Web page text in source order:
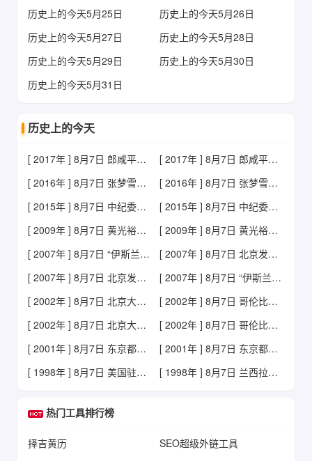
历史上的今天5月25日
历史上的今天5月26日
历史上的今天5月27日
历史上的今天5月28日
历史上的今天5月29日
历史上的今天5月30日
历史上的今天5月31日
历史上的今天
[ 2017年 ] 8月7日 郎咸平遭围堵
[ 2017年 ] 8月7日 郎咸平遭围堵
[ 2016年 ] 8月7日 张梦雪获里约奥运会首枚金牌
[ 2016年 ] 8月7日 张梦雪获里约奥运会首枚金牌
[ 2015年 ] 8月7日 中纪委原书记尉健行病逝
[ 2015年 ] 8月7日 中纪委原书记尉健行病逝
[ 2009年 ] 8月7日 黄光裕资产被冻结
[ 2009年 ] 8月7日 黄光裕资产被冻结
[ 2007年 ] 8月7日 “伊斯兰法塔赫”二号人物被黎治安部队打死
[ 2007年 ] 8月7日 北京发现美国白蛾
[ 2007年 ] 8月7日 北京发现美国白蛾
[ 2007年 ] 8月7日 “伊斯兰法塔赫”二号人物被黎治安部队打死
[ 2002年 ] 8月7日 北京大学山鹰社登山队五名队员不幸遇难
[ 2002年 ] 8月7日 哥伦比亚新总统宣誓就职
[ 2002年 ] 8月7日 北京大学山鹰社登山队五名队员不幸遇难
[ 2002年 ] 8月7日 哥伦比亚新总统宣誓就职
[ 2001年 ] 8月7日 东京都市民集会，抗议使用歪曲史实教科书
[ 2001年 ] 8月7日 东京都市民集会，抗议使用歪曲史实教科书
[ 1998年 ] 8月7日 美国驻肯尼亚大使馆遭汽车炸弹袭击
[ 1998年 ] 8月7日 兰西拉光缆干线全线开通
热门工具排行榜
择吉黄历
SEO超级外链工具